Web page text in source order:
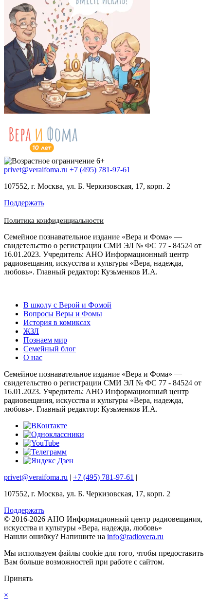
privet@veraifoma.ru +7 (495) 781-97-61
107552, г. Москва, ул. Б. Черкизовская, 17, корп. 2
Поддержать
Политика конфиденциальности
Семейное познавательное издание «Вера и Фома» —
свидетельство о регистрации СМИ ЭЛ № ФС 77 - 84524 от
16.01.2023. Учредитель: АНО Информационный центр
радиовещания, искусства и культуры «Вера, надежда,
любовь». Главный редактор: Кузьменков И.А.
В школу с Верой и Фомой
Вопросы Веры и Фомы
История в комиксах
ЖЗЛ
Познаем мир
Семейный блог
О нас
Семейное познавательное издание «Вера и Фома» —
свидетельство о регистрации СМИ ЭЛ № ФС 77 - 84524 от
16.01.2023. Учредитель: АНО Информационный центр
радиовещания, искусства и культуры «Вера, надежда,
любовь». Главный редактор: Кузьменков И.А.
privet@veraifoma.ru +7 (495) 781-97-61
107552, г. Москва, ул. Б. Черкизовская, 17, корп. 2
Поддержать
© 2016-2026 АНО Информационный центр радиовещания,
искусства и культуры «Вера, надежда, любовь»
Нашли ошибку? Напишите на info@radiovera.ru
Мы используем файлы cookie для того, чтобы предоставить
Вам больше возможностей при работе с сайтом.
Принять
×